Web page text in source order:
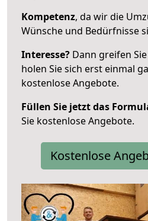
Kompetenz, da wir die
Wünsche und Bedürfnisse
Interesse? Dann greifen
holen Sie sich erst einmal
kostenlose Angebote.
Füllen Sie jetzt das
Sie kostenlose Angebote.
Kostenlose